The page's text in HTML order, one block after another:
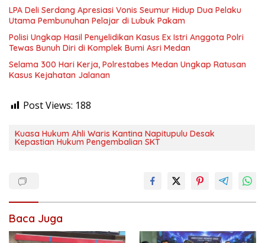
LPA Deli Serdang Apresiasi Vonis Seumur Hidup Dua Pelaku
Utama Pembunuhan Pelajar di Lubuk Pakam
Polisi Ungkap Hasil Penyelidikan Kasus Ex Istri Anggota Polri
Tewas Bunuh Diri di Komplek Bumi Asri Medan
Selama 300 Hari Kerja, Polrestabes Medan Ungkap Ratusan
Kasus Kejahatan Jalanan
Post Views: 188
Kuasa Hukum Ahli Waris Kantina Napitupulu Desak
Kepastian Hukum Pengembalian SKT
Baca Juga